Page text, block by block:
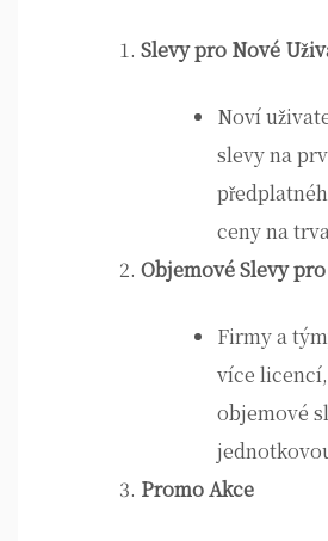
Slevy pro Nové
Noví
slevy na
ceny na
Objemové Slevy
Firmy a
více
objemové
Promo Akce